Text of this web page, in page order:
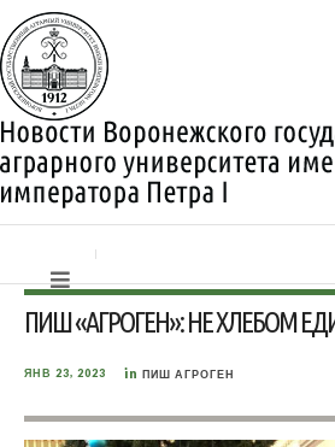
ПИШ «АГРОГЕН»: НЕ ХЛЕБОМ
ЯНВ 23, 2023 in ПИШ АГРОГЕН